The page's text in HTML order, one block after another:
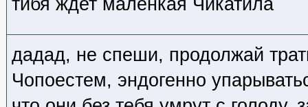
дадад, не спеши, продолжай
Чопоестем, эндогенно